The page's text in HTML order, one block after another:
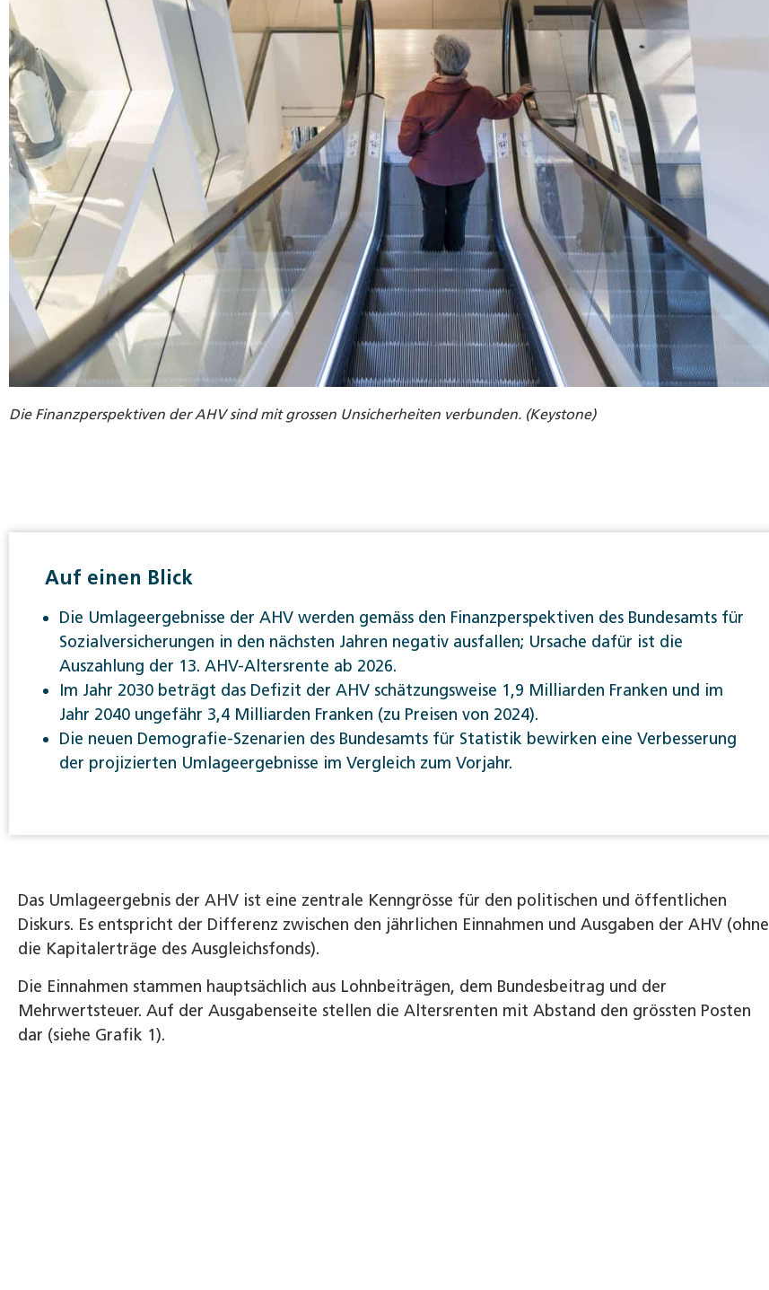
Die Finanzperspektiven der AHV sind mit grossen Unsicherheiten verbunden. (Keystone)
Auf einen Blick
Die Umlageergebnisse der AHV werden gemäss den Finanzperspektiven des Bundesamts für
Sozialversicherungen in den nächsten Jahren negativ ausfallen; Ursache dafür ist die
Auszahlung der 13. AHV-Altersrente ab 2026.
Im Jahr 2030 beträgt das Defizit der AHV schätzungsweise 1,9 Milliarden Franken und im
Jahr 2040 ungefähr 3,4 Milliarden Franken (zu Preisen von 2024).
Die neuen Demografie-Szenarien des Bundesamts für Statistik bewirken eine Verbesserung
der projizierten Umlageergebnisse im Vergleich zum Vorjahr.
Das Umlageergebnis der AHV ist eine zentrale Kenngrösse für den politischen und öffentlichen
Diskurs. Es entspricht der Differenz zwischen den jährlichen Einnahmen und Ausgaben der AHV (ohne
die Kapitalerträge des Ausgleichsfonds).
Die Einnahmen stammen hauptsächlich aus Lohnbeiträgen, dem Bundesbeitrag und der
Mehrwertsteuer. Auf der Ausgabenseite stellen die Altersrenten mit Abstand den grössten Posten
dar (siehe Grafik 1).